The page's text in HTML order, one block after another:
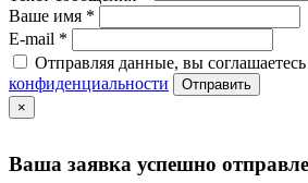
Ваше имя *
E-mail *
Отправляя данные, вы соглашаетесь
конфиденциальности
Отправить
×
Ваша заявка успешно